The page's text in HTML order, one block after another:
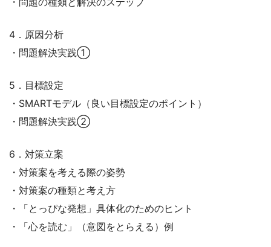
4．原因分析
・問題解決実践①
5．目標設定
・SMARTモデル（良い目標設定のポイント）
・問題解決実践②
6．対策立案
・対策案を考える際の姿勢
・対策案の種類と考え方
・「とっぴな発想」具体化のためのヒント
・「心を読む」（意図をとらえる）例